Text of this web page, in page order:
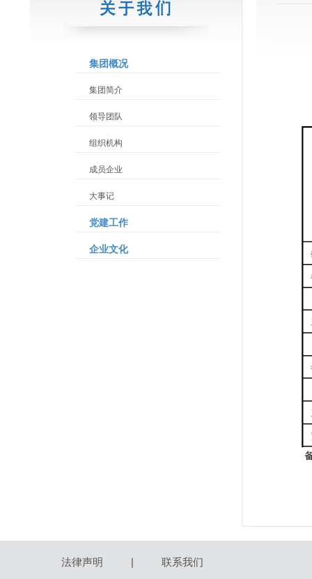
集团概况
集团简介
领导团队
组织机构
成员企业
大事记
党建工作
企业文化
法律声明 | 联系我们